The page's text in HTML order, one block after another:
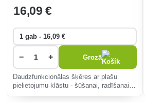
16,09 €
− + Grozā
Daudzfunkcionālas šķēres ar plašu
pielietojumu klāstu - šūšanai, radīšanai